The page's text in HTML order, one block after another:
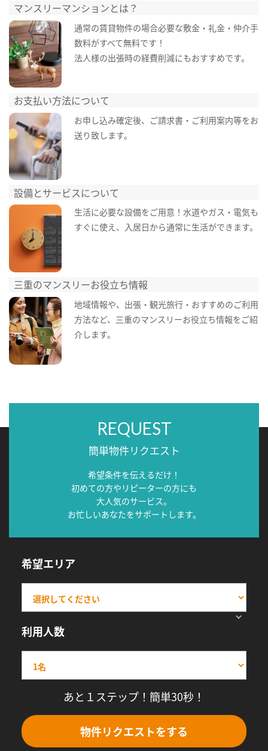
マンスリーマンションとは？
通常の賃貸物件の場合必要な敷金・礼金・仲介手
数料がすべて無料です！
法人様の出張時の経費削減にもおすすめです。
お支払い方法について
お申し込み確定後、ご請求書・ご利用案内等をお
送り致します。
設備とサービスについて
生活に必要な設備をご用意！水道やガス・電気も
すぐに使え、入居日から通常に生活ができます。
三重のマンスリーお役立ち情報
地域情報や、出張・観光旅行・おすすめのご利用
方法など、三重のマンスリーお役立ち情報をご紹
介します。
REQUEST
簡単物件リクエスト
希望条件を伝えるだけ！
初めての方やリピーターの方にも
大人気のサービス。
お忙しいあなたをサポートします。
希望エリア
利用人数
あと１ステップ！簡単30秒！
物件リクエストをする